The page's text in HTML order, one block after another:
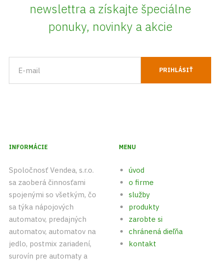
newslettra a získajte špeciálne
ponuky, novinky a akcie
INFORMÁCIE
Spoločnosť Vendea, s.r.o.
sa zaoberá činnosťami
spojenými so všetkým, čo
sa týka nápojových
automatov, predajných
automatov, automatov na
jedlo, postmix zariadení,
surovín pre automaty a
MENU
úvod
o firme
služby
produkty
zarobte si
chránená dieľňa
kontakt